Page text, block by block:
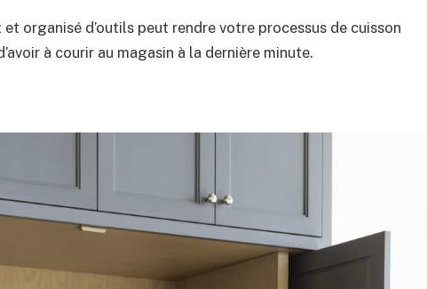
et organisé d’outils peut rendre votre processus de cuisson
à courir au magasin à la dernière minute.